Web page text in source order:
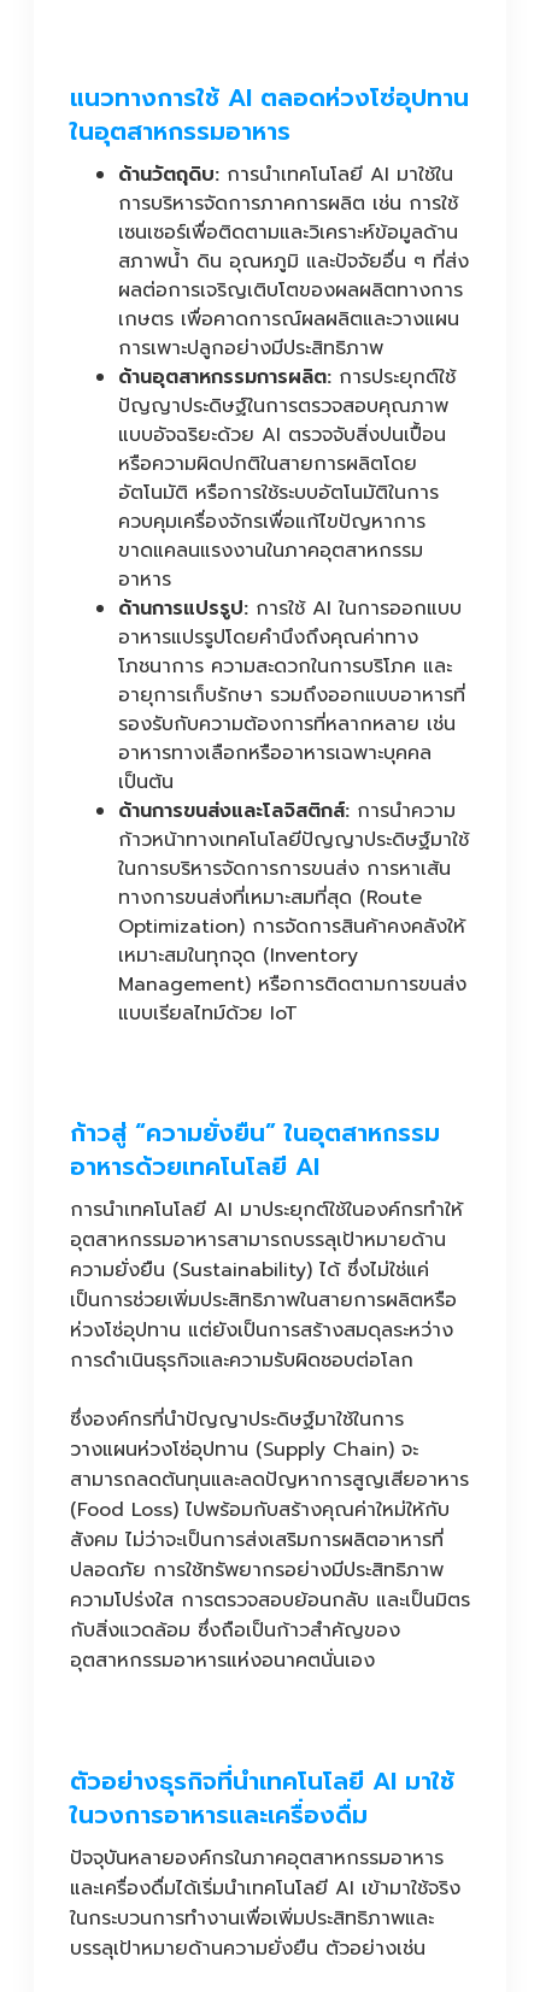
แนวทางการใช้ AI ตลอดห่วงโซ่อุปทาน
ในอุตสาหกรรมอาหาร
ด้านวัตถุดิบ: การนำเทคโนโลยี AI มาใช้ใน
การบริหารจัดการภาคการผลิต เช่น การใช้
เซนเซอร์เพื่อติดตามและวิเคราะห์ข้อมูลด้าน
สภาพน้ำ ดิน อุณหภูมิ และปัจจัยอื่น ๆ ที่ส่ง
ผลต่อการเจริญเติบโตของผลผลิตทางการ
เกษตร เพื่อคาดการณ์ผลผลิตและวางแผน
การเพาะปลูกอย่างมีประสิทธิภาพ
ด้านอุตสาหกรรมการผลิต: การประยุกต์ใช้
ปัญญาประดิษฐ์ในการตรวจสอบคุณภาพ
แบบอัจฉริยะด้วย AI ตรวจจับสิ่งปนเปื้อน
หรือความผิดปกติในสายการผลิตโดย
อัตโนมัติ หรือการใช้ระบบอัตโนมัติในการ
ควบคุมเครื่องจักรเพื่อแก้ไขปัญหาการ
ขาดแคลนแรงงานในภาคอุตสาหกรรม
อาหาร
ด้านการแปรรูป: การใช้ AI ในการออกแบบ
อาหารแปรรูปโดยคำนึงถึงคุณค่าทาง
โภชนาการ ความสะดวกในการบริโภค และ
อายุการเก็บรักษา รวมถึงออกแบบอาหารที่
รองรับกับความต้องการที่หลากหลาย เช่น
อาหารทางเลือกหรืออาหารเฉพาะบุคคล
เป็นต้น
ด้านการขนส่งและโลจิสติกส์: การนำความ
ก้าวหน้าทางเทคโนโลยีปัญญาประดิษฐ์มาใช้
ในการบริหารจัดการการขนส่ง การหาเส้น
ทางการขนส่งที่เหมาะสมที่สุด (Route
Optimization) การจัดการสินค้าคงคลังให้
เหมาะสมในทุกจุด (Inventory
Management) หรือการติดตามการขนส่ง
แบบเรียลไทม์ด้วย IoT
ก้าวสู่ “ความยั่งยืน” ในอุตสาหกรรม
อาหารด้วยเทคโนโลยี AI
การนำเทคโนโลยี AI มาประยุกต์ใช้ในองค์กรทำให้
อุตสาหกรรมอาหารสามารถบรรลุเป้าหมายด้าน
ความยั่งยืน (Sustainability) ได้ ซึ่งไม่ใช่แค่
เป็นการช่วยเพิ่มประสิทธิภาพในสายการผลิตหรือ
ห่วงโซ่อุปทาน แต่ยังเป็นการสร้างสมดุลระหว่าง
การดำเนินธุรกิจและความรับผิดชอบต่อโลก
ซึ่งองค์กรที่นำปัญญาประดิษฐ์มาใช้ในการ
วางแผนห่วงโซ่อุปทาน (Supply Chain) จะ
สามารถลดต้นทุนและลดปัญหาการสูญเสียอาหาร
(Food Loss) ไปพร้อมกับสร้างคุณค่าใหม่ให้กับ
สังคม ไม่ว่าจะเป็นการส่งเสริมการผลิตอาหารที่
ปลอดภัย การใช้ทรัพยากรอย่างมีประสิทธิภาพ
ความโปร่งใส การตรวจสอบย้อนกลับ และเป็นมิตร
กับสิ่งแวดล้อม ซึ่งถือเป็นก้าวสำคัญของ
อุตสาหกรรมอาหารแห่งอนาคตนั่นเอง
ตัวอย่างธุรกิจที่นำเทคโนโลยี AI มาใช้
ในวงการอาหารและเครื่องดื่ม
ปัจจุบันหลายองค์กรในภาคอุตสาหกรรมอาหาร
และเครื่องดื่มได้เริ่มนำเทคโนโลยี AI เข้ามาใช้จริง
ในกระบวนการทำงานเพื่อเพิ่มประสิทธิภาพและ
บรรลุเป้าหมายด้านความยั่งยืน ตัวอย่างเช่น